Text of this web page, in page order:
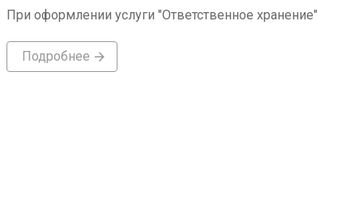
При оформлении услуги "Ответственное хранение"
Подробнее